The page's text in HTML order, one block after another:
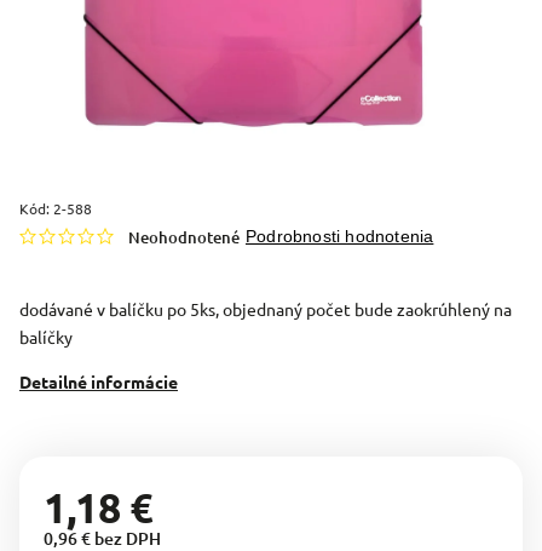
Kód: 2-588
Neohodnotené Podrobnosti hodnotenia
dodávané v balíčku po 5ks, objednaný počet bude zaokrúhlený na
balíčky
Detailné informácie
1,18 €
0,96 € bez DPH